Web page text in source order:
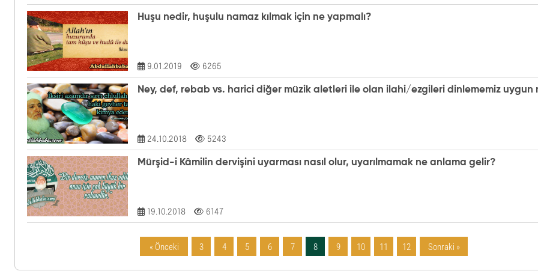
Huşu nedir, huşulu namaz kılmak için ne yapmalı?
9.01.2019 6265
Ney, def, rebab vs. harici diğer müzik aletleri ile olan ilahi/ezgileri dinlememiz
24.10.2018 5243
Mürşid-i Kâmilin dervişini uyarması nasıl olur, uyarılmamak ne anlama gelir?
19.10.2018 6147
« Önceki 3 4 5 6 7 8 9 10 11 12 Sonraki »